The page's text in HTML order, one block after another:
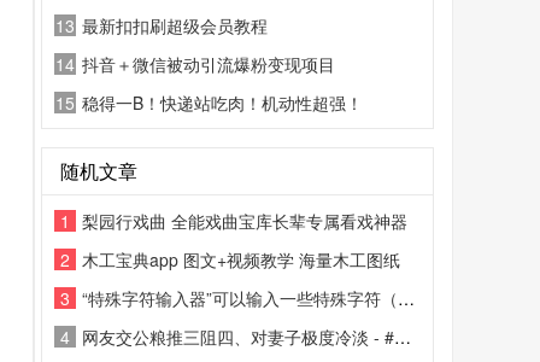
13 最新扣扣刷超级会员教程
14 抖音＋微信被动引流爆粉变现项目
15 稳得一B！快递站吃肉！机动性超强！
随机文章
1
梨园行戏曲 全能戏曲宝库长辈专属看戏神器
2 木工宝典app 图文+视频教学 海量木工图纸
3 “特殊字符输入器”可以输入一些特殊字符（如：★◎℃等等）
4 网友交公粮推三阻四、对妻子极度冷淡 - #聊天记录 真假自辩 #约炮